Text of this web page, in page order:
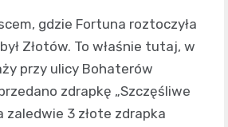
gdzie Fortuna roztoczyła
Złotów. To właśnie tutaj, w
przy ulicy Bohaterów
zdrapkę „Szczęśliwe
zaledwie 3 złote zdrapka